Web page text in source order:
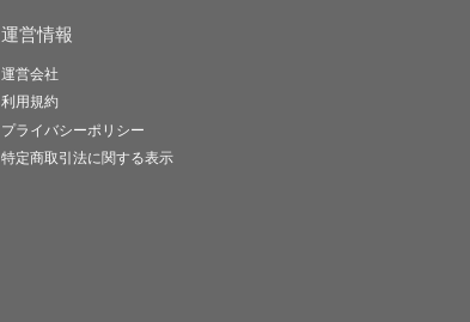
運営情報
運営会社
利用規約
プライバシーポリシー
特定商取引法に関する表示